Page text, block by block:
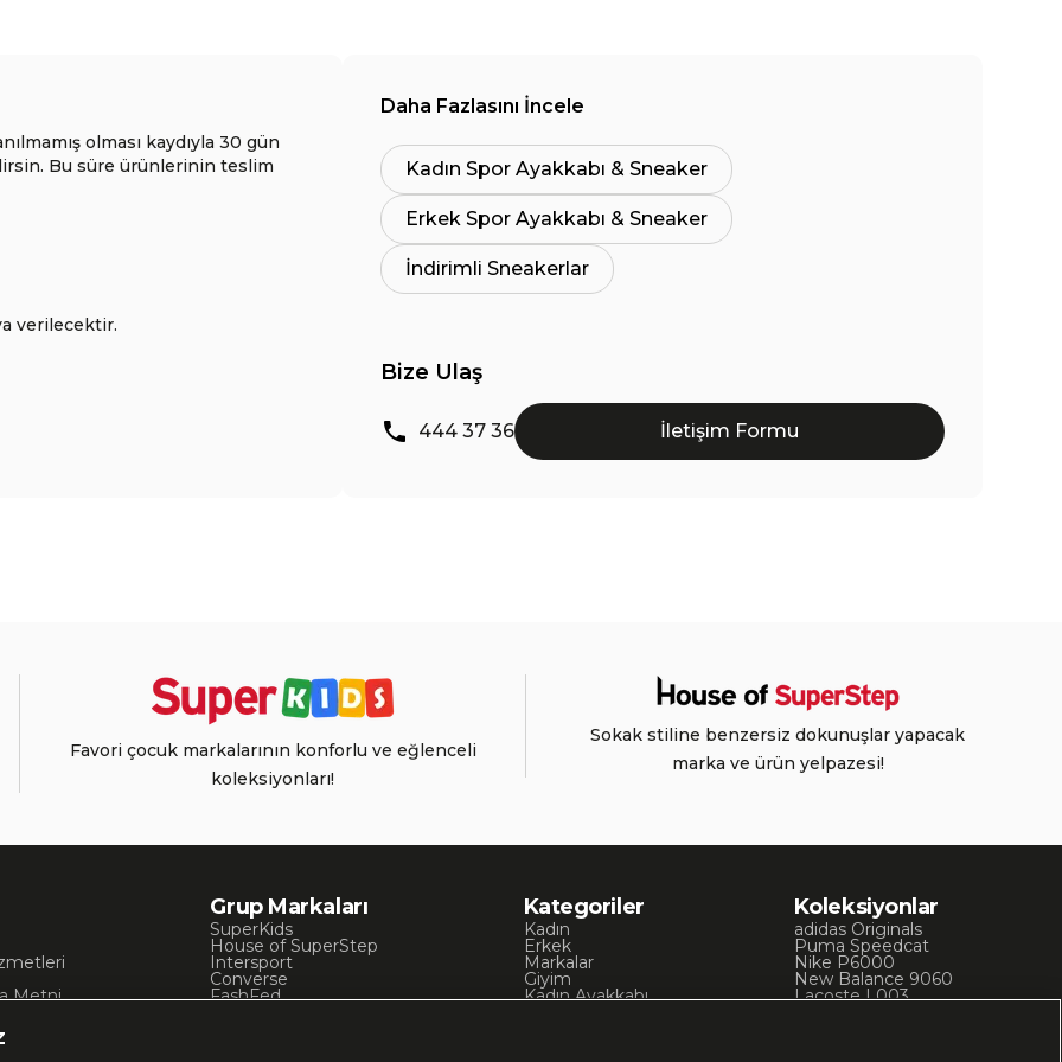
olması kaydıyla 30 gün
Bu süre ürünlerinin teslim
verilecektir.
Daha Fazlasını İncele
Kadın Spor Ayakkabı & Sneaker
Erkek Spor Ayakkabı & Sneaker
İndirimli Sneakerlar
Bize Ulaş
444 37 36 İletişim Formu
Favori çocuk markalarının konforlu ve eğlenceli
koleksiyonları!
Sokak stiline benzersiz dokunuşlar yapacak
marka ve ürün yelpazesi!
Metni
Grup Markaları
SuperKids
House of SuperStep
Intersport
Converse
FashFed
Kategoriler
Kadın
Erkek
Markalar
Giyim
Kadın Ayakkabı
Koleksiyonlar
adidas Originals
Puma Speedcat
Nike P6000
New Balance 9060
Lacoste L003